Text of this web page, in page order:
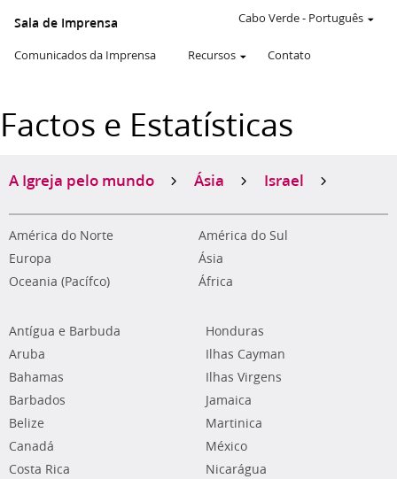
Sala de Imprensa
Comunicados da Imprensa Recursos Contato
Cabo Verde- Português
Factos e Estatísticas
A Igreja pelo mundo Ásia Israel
América do Norte
América do Sul
Europa
Ásia
Oceania (Pacífco)
África
Antígua e Barbuda
Aruba
Bahamas
Barbados
Belize
Canadá
Costa Rica
Honduras
Ilhas Cayman
Ilhas Virgens
Jamaica
Martinica
México
Nicarágua